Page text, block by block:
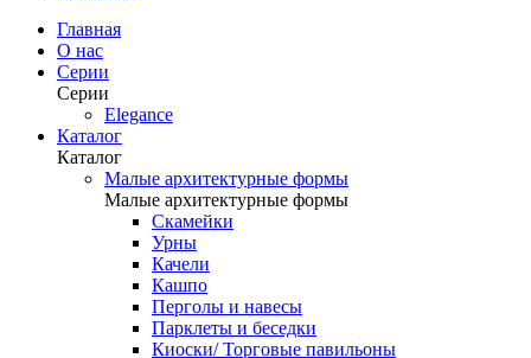
Главная
О нас
Серии
Серии
Elegance
Каталог
Каталог
Малые архитектурные формы
Малые архитектурные формы
Скамейки
Урны
Качели
Кашпо
Перголы и навесы
Парклеты и беседки
Киоски/ Торговые павильоны